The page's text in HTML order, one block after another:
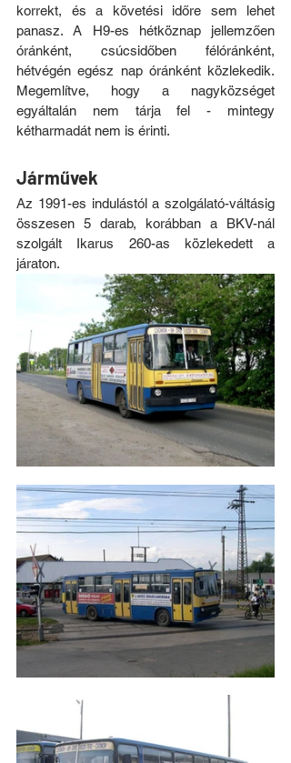
korrekt, és a követési időre sem lehet
panasz. A H9-es hétköznap jellemzően
óránként, csúcsidőben félóránként,
hétvégén egész nap óránként közlekedik.
Megemlítve, hogy a nagyközséget
egyáltalán nem tárja fel - mintegy
kétharmadát nem is érinti.
Járművek
Az 1991-es indulástól a szolgálató-váltásig
összesen 5 darab, korábban a BKV-nál
szolgált Ikarus 260-as közlekedett a
járaton.